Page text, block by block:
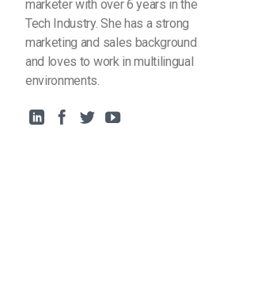
marketer with over 6 years in the
Tech Industry. She has a strong
marketing and sales background
and loves to work in multilingual
environments.